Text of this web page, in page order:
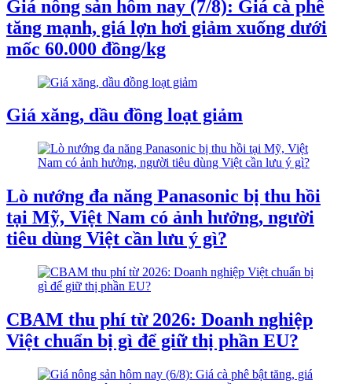
Giá nông sản hôm nay (7/8): Giá cà phê
tăng mạnh, giá lợn hơi giảm xuống dưới
mốc 60.000 đồng/kg
Giá xăng, dầu đồng loạt giảm
Lò nướng đa năng Panasonic bị thu hồi
tại Mỹ, Việt Nam có ảnh hưởng, người
tiêu dùng Việt cần lưu ý gì?
CBAM thu phí từ 2026: Doanh nghiệp
Việt chuẩn bị gì để giữ thị phần EU?